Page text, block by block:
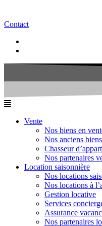
Contact
Vente
Nos biens en
Nos anciens biens
Chasseur
Nos partenaires
Location saisonnière
Nos locations
Nos locations à
Gestion locative
Services
Assurance
Nos partenaires